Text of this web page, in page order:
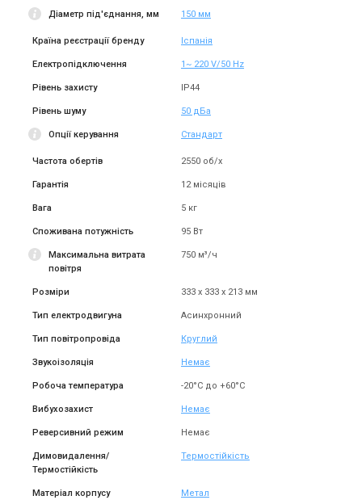
Soler&Palau VENT-250NK
Купити
Soler&Palau VENT-200NK
Купити
Залишити відгук
Іспанія
Канальний вентилятор
Ціна за запитом
Купити
Канальний вентилятор
9 708 грн
Залишити відгук
Іспанія
Залишити відгук
Іспанія
Діаметр під'єднання, мм 150 мм
Країна реєстрації бренду Іспанія
Електропідключення 1~ 220 V/50 Hz
Рівень захисту IP44
Рівень шуму 50 дБа
Опції керування Стандарт
Частота обертів 2550 об/х
Гарантія 12 місяців
Вага 5 кг
Споживана потужність 95 Вт
Максимальна витрата
повітря
750 м³/ч
Розміри 333 х 333 х 213 мм
Тип електродвигуна Асинхронний
Тип повітропровіда Круглий
Звукоізоляція Немає
Робоча температура -20°С до +60°С
Вибухозахист Немає
Реверсивний режим Немає
Димовидалення/
Термостійкість
Термостійкість
Матеріал корпусу Метал